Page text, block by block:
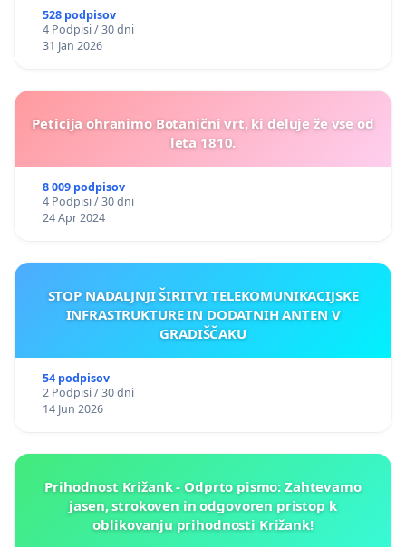
528 podpisov
4 Podpisi / 30 dni
31 Jan 2026
Peticija ohranimo Botanični vrt, ki deluje že vse od
leta 1810.
8 009 podpisov
4 Podpisi / 30 dni
24 Apr 2024
STOP NADALJNJI ŠIRITVI TELEKOMUNIKACIJSKE
INFRASTRUKTURE IN DODATNIH ANTEN V
GRADIŠČAKU
54 podpisov
2 Podpisi / 30 dni
14 Jun 2026
Prihodnost Križank - Odprto pismo: Zahtevamo
jasen, strokoven in odgovoren pristop k
oblikovanju prihodnosti Križank!